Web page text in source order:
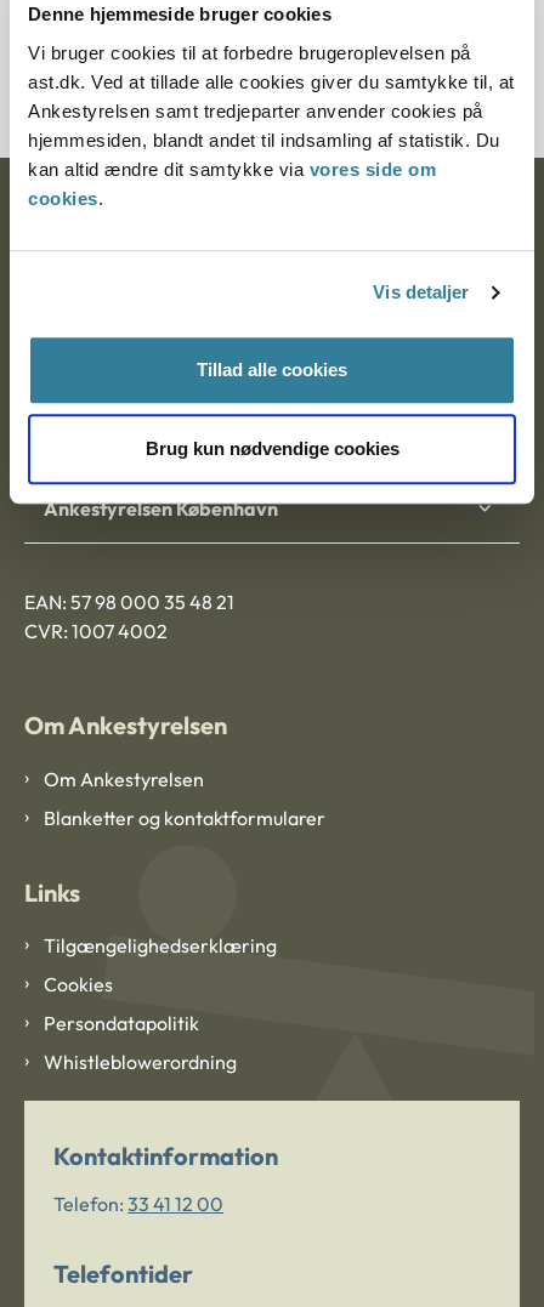
Denne hjemmeside bruger cookies
Vi bruger cookies til at forbedre brugeroplevelsen på
ast.dk. Ved at tillade alle cookies giver du samtykke til, at
Ankestyrelsen samt tredjeparter anvender cookies på
hjemmesiden, blandt andet til indsamling af statistik. Du
kan altid ændre dit samtykke via vores side om
cookies.
Vis detaljer
Tillad alle cookies
Brug kun nødvendige cookies
Journalnummer
6000026-06
Ankestyrelsen
9000 Aalborg
Ankestyrelsen Aalborg
Ankestyrelsen København
EAN: 57 98 000 35 48 21
CVR: 1007 4002
Om Ankestyrelsen
Om Ankestyrelsen
Blanketter og kontaktformularer
Links
Tilgængelighedserklæring
Cookies
Persondatapolitik
Whistleblowerordning
Kontaktinformation
Telefon: 33 41 12 00
Telefontider